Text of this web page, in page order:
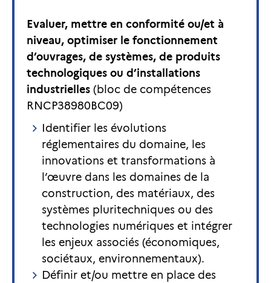
Evaluer, mettre en conformité ou/et à
niveau, optimiser le fonctionnement
d’ouvrages, de systèmes, de produits
technologiques ou d’installations
industrielles (bloc de compétences
RNCP38980BC09)
Identifier les évolutions
réglementaires du domaine, les
innovations et transformations à
l’œuvre dans les domaines de la
construction, des matériaux, des
systèmes pluritechniques ou des
technologies numériques et intégrer
les enjeux associés (économiques,
sociétaux, environnementaux).
Définir et/ou mettre en place des